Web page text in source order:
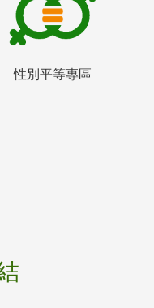
性別平等專區